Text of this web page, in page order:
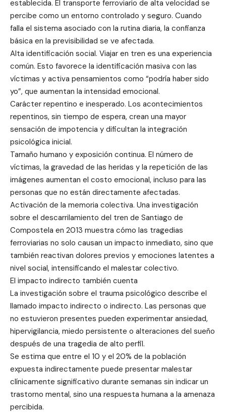
establecida. El transporte ferroviario de alta velocidad se
percibe como un entorno controlado y seguro. Cuando
falla el sistema asociado con la rutina diaria, la confianza
básica en la previsibilidad se ve afectada.
Alta identificación social. Viajar en tren es una experiencia
común. Esto favorece la identificación masiva con las
víctimas y activa pensamientos como “podría haber sido
yo”, que aumentan la intensidad emocional.
Carácter repentino e inesperado. Los acontecimientos
repentinos, sin tiempo de espera, crean una mayor
sensación de impotencia y dificultan la integración
psicológica inicial.
Tamaño humano y exposición continua. El número de
víctimas, la gravedad de las heridas y la repetición de las
imágenes aumentan el costo emocional, incluso para las
personas que no están directamente afectadas.
Activación de la memoria colectiva. Una investigación
sobre el descarrilamiento del tren de Santiago de
Compostela en 2013 muestra cómo las tragedias
ferroviarias no solo causan un impacto inmediato, sino que
también reactivan dolores previos y emociones latentes a
nivel social, intensificando el malestar colectivo.
El impacto indirecto también cuenta
La investigación sobre el trauma psicológico describe el
llamado impacto indirecto o indirecto. Las personas que
no estuvieron presentes pueden experimentar ansiedad,
hipervigilancia, miedo persistente o alteraciones del sueño
después de una tragedia de alto perfil.
Se estima que entre el 10 y el 20% de la población
expuesta indirectamente puede presentar malestar
clínicamente significativo durante semanas sin indicar un
trastorno mental, sino una respuesta humana a la amenaza
percibida.